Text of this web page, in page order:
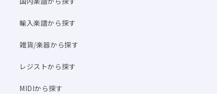
輸入楽譜から探す
雑貨/楽器から探す
レジストから探す
MIDIから探す